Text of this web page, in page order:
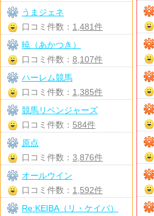
うまジェネ
口コミ件数： 1,481件
暁（あかつき）
口コミ件数： 8,107件
ハーレム競馬
口コミ件数： 1,385件
競馬リベンジャーズ
口コミ件数： 584件
原点
口コミ件数： 3,876件
オールウイン
口コミ件数： 1,592件
Re:KEIBA（リ・ケイバ）